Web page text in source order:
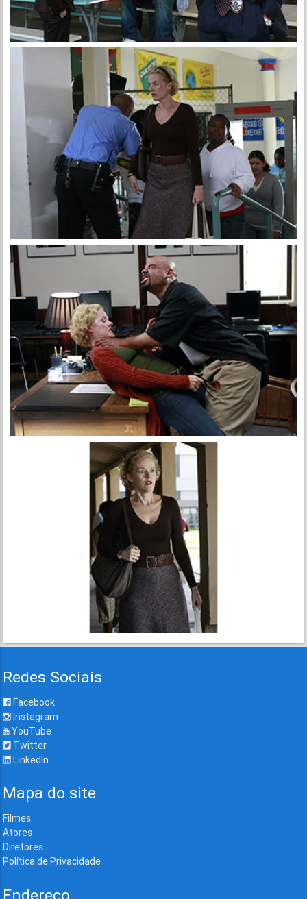
Redes Sociais
Facebook
Instagram
YouTube
Twitter
LinkedIn
Mapa do site
Filmes
Atores
Diretores
Política de Privacidade
Endereço